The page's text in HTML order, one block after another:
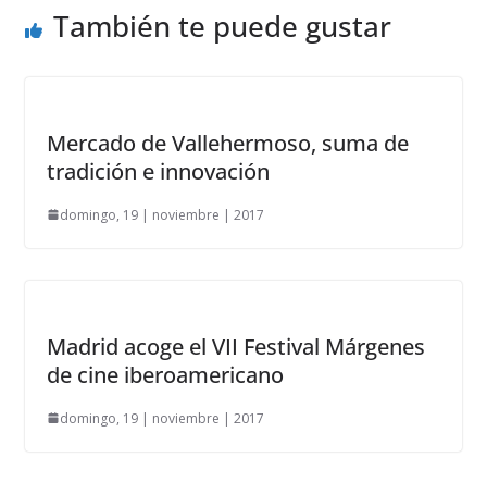
También te puede gustar
Mercado de Vallehermoso, suma de
tradición e innovación
domingo, 19 | noviembre | 2017
Madrid acoge el VII Festival Márgenes
de cine iberoamericano
domingo, 19 | noviembre | 2017